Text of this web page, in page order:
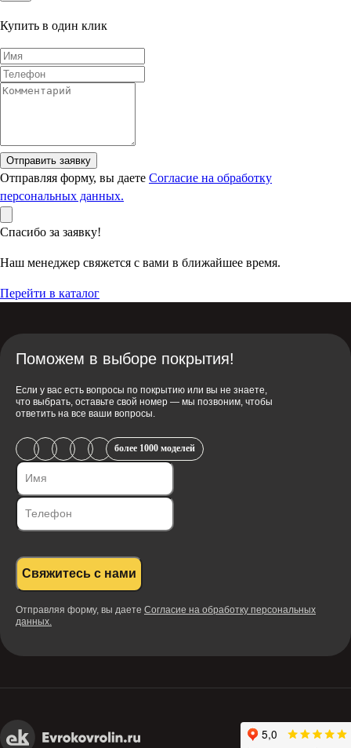
Купить в один клик
Отправить заявку
Отправляя форму, вы даете Согласие на обработку
персональных данных.
Спасибо за заявку!
Наш менеджер свяжется с вами в ближайшее время.
Перейти в каталог
Поможем в выборе покрытия!
Если у вас есть вопросы по покрытию или вы не знаете,
что выбрать, оставьте свой номер — мы позвоним, чтобы
ответить на все ваши вопросы.
более 1000 моделей
Свяжитесь с нами
Отправляя форму, вы даете Согласие на обработку персональных
данных.